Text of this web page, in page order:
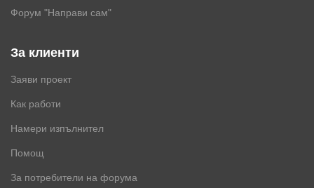
Форум "Направи сам"
За клиенти
Заяви проект
Как работи
Намери изпълнител
Помощ
За потребители на форума